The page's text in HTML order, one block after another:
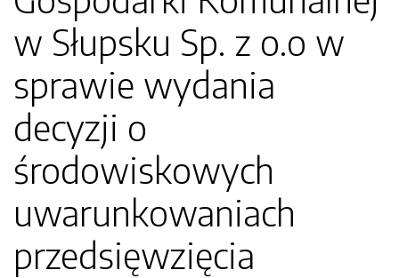
w Słupsku Sp. z o.o w
sprawie wydania
decyzji o
środowiskowych
uwarunkowaniach
przedsięwzięcia